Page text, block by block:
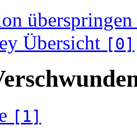
überspringen
Übersicht [0]
[1]